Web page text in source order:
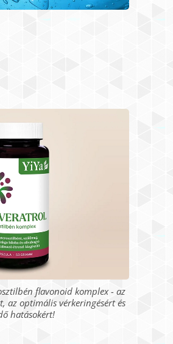
flavonoid komplex - az
az optimális vérkeringésért és
hatásokért!